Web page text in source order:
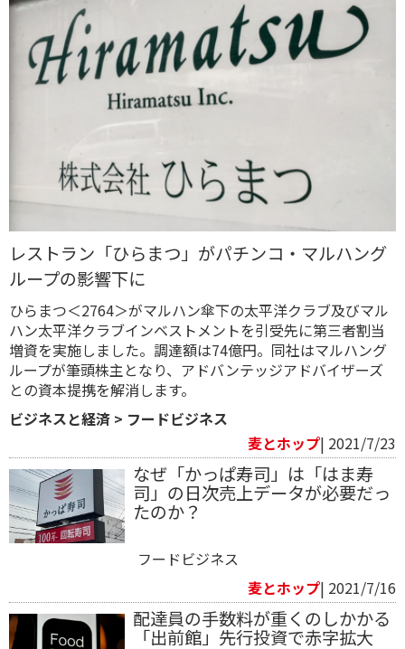
レストラン「ひらまつ」がパチンコ・マルハング
ループの影響下に
ひらまつ＜2764＞がマルハン傘下の太平洋クラブ及びマル
ハン太平洋クラブインベストメントを引受先に第三者割当
増資を実施しました。調達額は74億円。同社はマルハング
ループが筆頭株主となり、アドバンテッジアドバイザーズ
との資本提携を解消します。
ビジネスと経済 > フードビジネス
麦とホップ| 2021/7/23
なぜ「かっぱ寿司」は「はま寿
司」の日次売上データが必要だっ
たのか？
フードビジネス
麦とホップ| 2021/7/16
配達員の手数料が重くのしかかる
「出前館」先行投資で赤字拡大